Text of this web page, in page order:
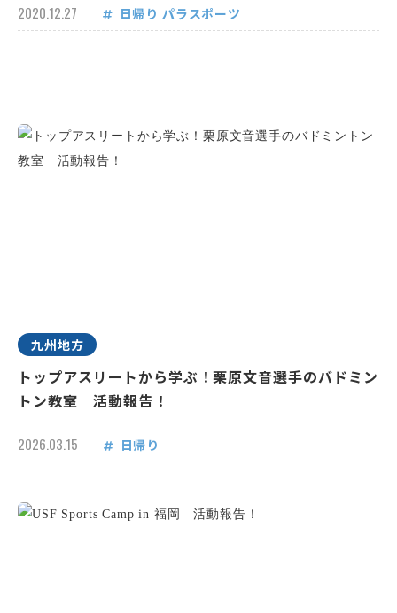
2020.12.27 日帰り パラスポーツ
九州地方
トップアスリートから学ぶ！栗原文音選手のバドミン
トン教室 活動報告！
2026.03.15 日帰り